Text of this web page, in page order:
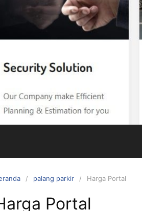
palang parkir Harga Portal
Portal